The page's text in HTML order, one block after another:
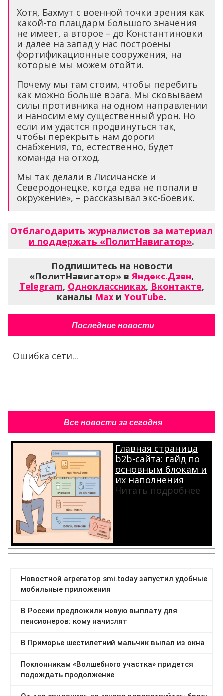
Хотя, Бахмут с военной точки зрения как
какой-то плацдарм большого значения
не имеет, а второе – до Константиновки
и далее на запад у нас построены
фортификационные сооружения, на
которые мы можем отойти.
Почему мы там стоим, чтобы перебить
как можно больше врага. Мы сковываем
силы противника на одном направлении
и наносим ему существенный урон. Но
если им удастся продвинуться так,
чтобы перекрыть нам дороги
снабжения, то, естественно, будет
команда на отход.
Мы так делали в Лисичанске и
Северодонецке, когда едва не попали в
окружение», – рассказывал экс-боевик.
Отблагодарить журналистов за материал
и поддержать «ПолитНавигатор».
Подпишитесь на новости
«ПолитНавигатор» вЯндекс.Дзен,
Telegram, Одноклассниках, Вконтакте,
каналы Max и YouTube.
Последние новости
Ошибка сети...
Все новости за сегодня
Главная страница
b2b-сайта: гайд по
основным блокам и
их наполнения
Читать подробнее